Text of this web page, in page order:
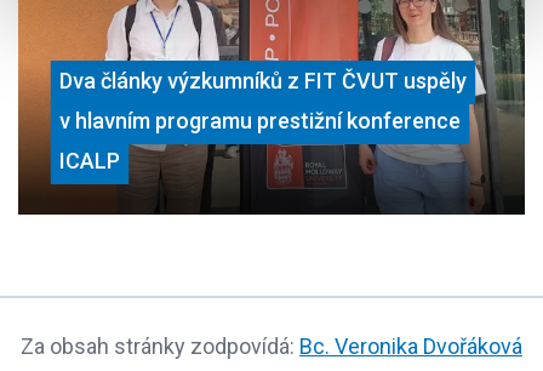
Dva články výzkumníků z FIT ČVUT uspěly
v hlavním programu prestižní konference
ICALP
Za obsah stránky zodpovídá: Bc. Veronika Dvořáková